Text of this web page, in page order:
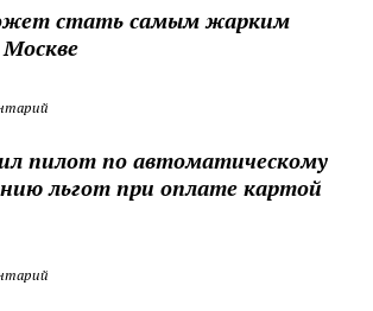
стать самым жарким
пилот по автоматическому
льгот при оплате картой